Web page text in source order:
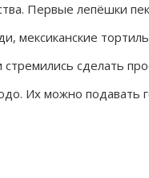
Первые лепёшки
мексиканские
сделать
Их можно подавать